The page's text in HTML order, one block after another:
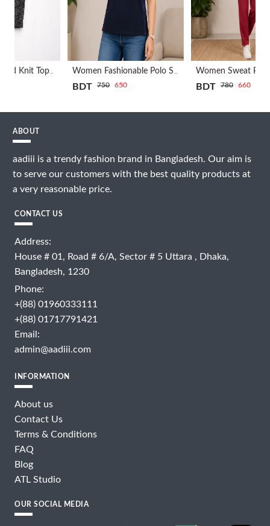
Women Fashionable Polo Shirt – Navy Blue
650
Women Sweat Pant | Outwear | Maroon
660
ABOUT
aadiii is a trendy fashion brand in Bangladesh. Our aim is
to serve our customers with the best quality products at
a very reasonable price.
CONTACT US
Address:
House # 01, Road # 6/A, Sector # 5 Uttara , Dhaka,
Bangladesh, 1230
Phone:
+(88) 01960333111
+(88) 01717791421
Email:
admin@aadiii.com
INFORMATION
About us
Contact Us
Terms & Conditions
FAQ
Blog
ATL Studio
OUR SOCIAL MEDIA